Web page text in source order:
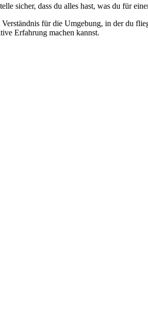
sicher, dass du alles hast, was du für
für die Umgebung, in der du
Erfahrung machen kannst.